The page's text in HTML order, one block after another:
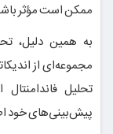
ممکن است مؤثر
به همین دلیل،
مجموعه‌ای از
تحلیل
پیش‌بینی‌های خود